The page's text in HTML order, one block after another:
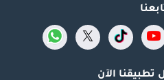
تطبيقنا الآن